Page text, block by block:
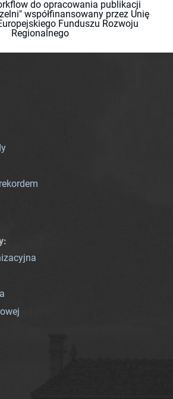
do opracowania publikacji
współfinansowany przez Unię
Funduszu Rozwoju
Regionalnego
: